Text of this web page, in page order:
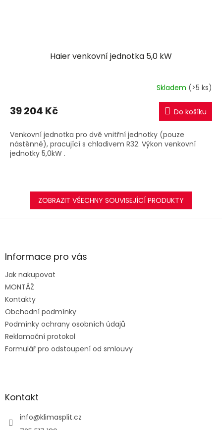
Haier venkovní jednotka 5,0 kW
Skladem (>5 ks)
39 204 Kč Do košíku
Venkovní jednotka pro dvě vnitřní jednotky (pouze
nástěnné), pracující s chladivem R32. Výkon venkovní
jednotky 5,0kW .
ZOBRAZIT VŠECHNY SOUVISEJÍCÍ PRODUKTY
Z
aInformace pro vás
Jak nakupovat
MONTÁŽ
Kontakty
Obchodní podmínky
Podmínky ochrany osobních údajů
Reklamační protokol
Formulář pro odstoupení od smlouvy
Kontakt
info@klimasplit.cz